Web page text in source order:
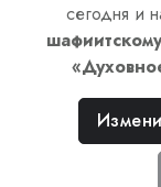
сегодня и
шафиитскому
«